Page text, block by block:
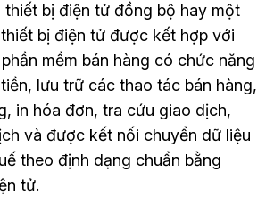
thiết bị điện tử đồng bộ hay một
bị điện tử được kết hợp với
mềm bán hàng có chức năng
lưu trữ các thao tác bán hàng,
in hóa đơn, tra cứu giao dịch,
và được kết nối chuyển dữ liệu
theo định dạng chuẩn bằng
tử.